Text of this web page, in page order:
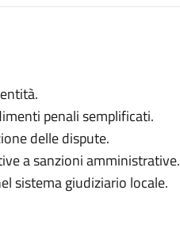
penali semplificati.
delle dispute.
a sanzioni amministrative.
sistema giudiziario locale.